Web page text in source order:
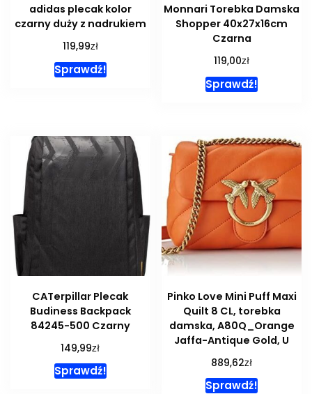
adidas plecak kolor
czarny duży z nadrukiem
119,99zł
Sprawdź!
Monnari Torebka Damska
Shopper 40x27x16cm
Czarna
119,00zł
Sprawdź!
CATerpillar Plecak
Budiness Backpack
84245-500 Czarny
149,99zł
Sprawdź!
Pinko Love Mini Puff Maxi
Quilt 8 CL, torebka
damska, A80Q_Orange
Jaffa-Antique Gold, U
889,62zł
Sprawdź!